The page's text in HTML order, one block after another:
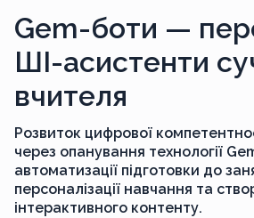
Gem-боти —
ШІ-асистенти
вчителя
Розвиток цифрової
через опанування технології
автоматизації підготовки до
персоналізації навчання та
інтерактивного контенту.